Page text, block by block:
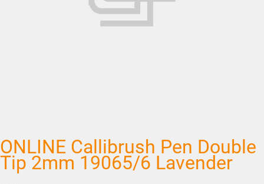
ONLINE Callibrush Pen Double
Tip 2mm 19065/6 Lavender